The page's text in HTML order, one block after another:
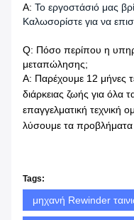
Α: Το εργοστάσιό μας
Καλωσορίστε για να
Q: Πόσο περίπου η
μεταπώλησης;
Α: Παρέχουμε 12 μήνες
διάρκειας ζωής για όλα
επαγγελματική
λύσουμε τα προβλήματα
Tags:
μηχανή Rewinder